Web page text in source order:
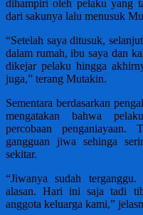
dihampiri oleh pelaku yang
dari sakunya lalu menusuk
“Setelah saya ditusuk,
dalam rumah, ibu saya dan
dikejar pelaku hingga
juga,” terang Mutakin.
Sementara berdasarkan
mengatakan bahwa
percobaan penganiayaan.
gangguan jiwa sehinga
sekitar.
“Jiwanya sudah
alasan. Hari ini saja tadi
anggota keluarga kami,”